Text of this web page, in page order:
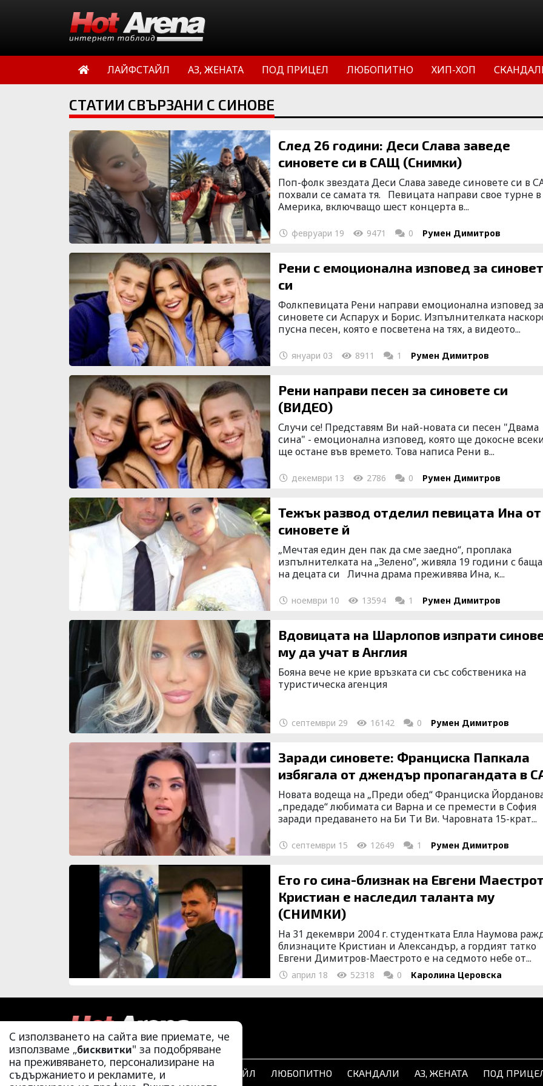
ЛАЙФСТАЙЛ АЗ, ЖЕНАТА ПОД ПРИЦЕЛ ЛЮБОПИТНО ХИП-ХОП
СТАТИИ СВЪРЗАНИ С СИНОВЕ
След 26 години: Деси Слава заведе
синовете си в САЩ (Снимки)
Поп-фолк звездата Деси Слава заведе синовете си в
похвали се самата тя. Певицата направи свое турне в
Америка, включващо шест концерта в...
февруари 19 9471 0 Румен Димитров
Рени с емоционална изповед за
си
Фолкпевицата Рени направи емоционална изповед за
синовете си Аспарух и Борис. Изпълнителката
пусна песен, която е посветена на тях, а видеото...
януари 03 8911 1 Румен Димитров
Рени направи песен за синовете си
(ВИДЕО)
Случи се! Представям Ви най-новата си песен "Двама
сина" - емоционална изповед, която ще докосне
ще остане във времето. Това написа Рени в...
декември 13 2786 0 Румен Димитров
Тежък развод отделил певицата Ина от
синовете й
„Мечтая един ден пак да сме заедно“, проплака
изпълнителката на „Зелено”, живяла 19 години с
на децата си Лична драма преживява Ина, к...
ноември 10 13594 1 Румен Димитров
Вдовицата на Шарлопов изпрати синовете
му да учат в Англия
Бояна вече не крие връзката си със собственика на
туристическа агенция
септември 29 16142 0 Румен Димитров
Заради синовете: Франциска Папкала
избягала от джендър пропагандата в
Новата водеща на „Преди обед“ Франциска
„предаде“ любимата си Варна и се премести в София
заради предаването на Би Ти Ви. Чаровната 15-крат...
септември 15 12649 1 Румен Димитров
Ето го сина-близнак на Евгени
Кристиан е наследил таланта му
(СНИМКИ)
На 31 декември 2004 г. студентката Елла Наумова
близнаците Кристиан и Александър, а гордият татко
Евгени Димитров-Маестрото е на седмото небе от...
април 18 52318 0 Каролина Церовска
С използването на сайта вие приемате, че
използваме „бисквитки" за подобряване
на преживяването, персонализиране на
съдържанието и рекламите, и
ЛАЙФСТАЙЛ ЛЮБОПИТНО СКАНДАЛИ АЗ, ЖЕНАТА ПОД